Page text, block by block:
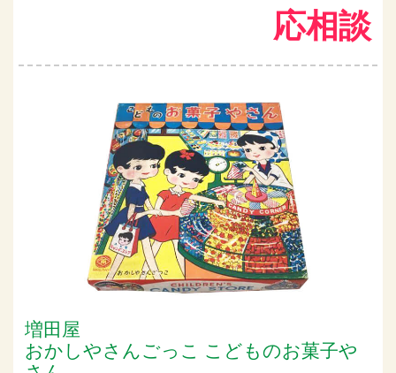
応相談
増田屋
おかしやさんごっこ こどものお菓子や